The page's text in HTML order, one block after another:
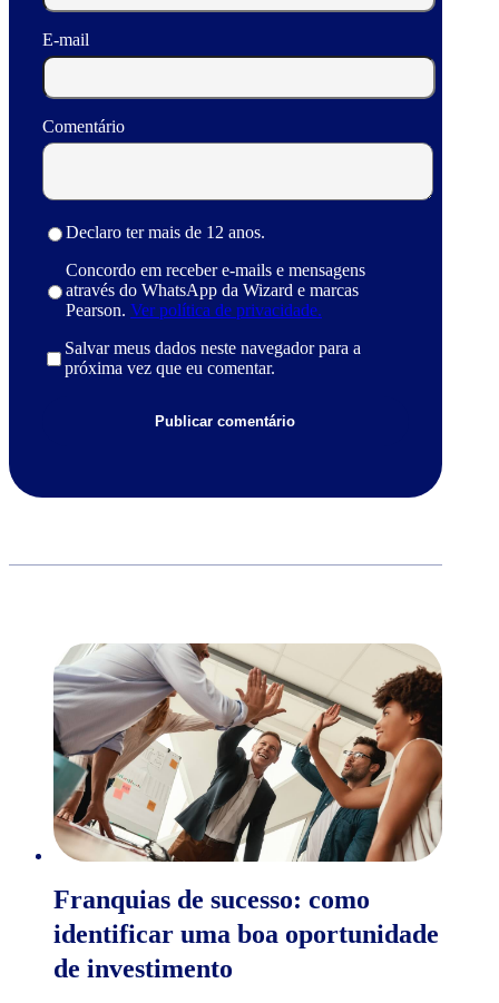
E-mail
Comentário
Declaro ter mais de 12 anos.
Concordo em receber e-mails e mensagens
através do WhatsApp da Wizard e marcas
Pearson. Ver política de privacidade.
Salvar meus dados neste navegador para a
próxima vez que eu comentar.
Franquias de sucesso: como
identificar uma boa oportunidade
de investimento